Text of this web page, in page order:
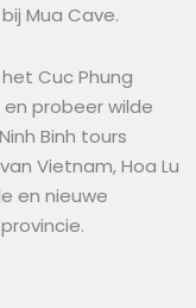
Mua Cave.
Cuc Phung
en probeer wilde
Binh tours
Vietnam, Hoa Lu
en nieuwe